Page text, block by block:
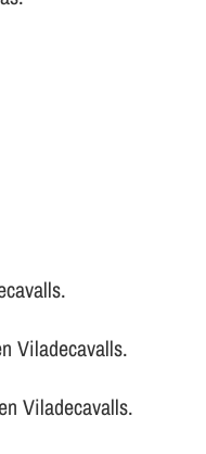
Viladecavalls.
Viladecavalls.